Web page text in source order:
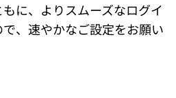
に、よりスムーズなログイ
、速やかなご設定をお願い